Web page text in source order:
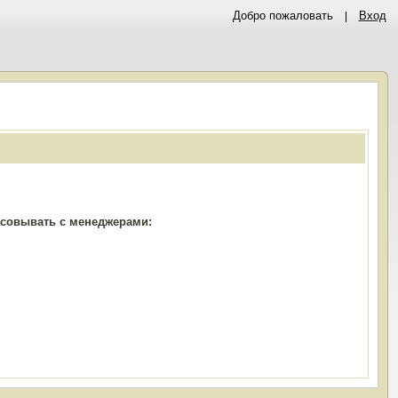
Добро пожаловать Вход
с менеджерами: